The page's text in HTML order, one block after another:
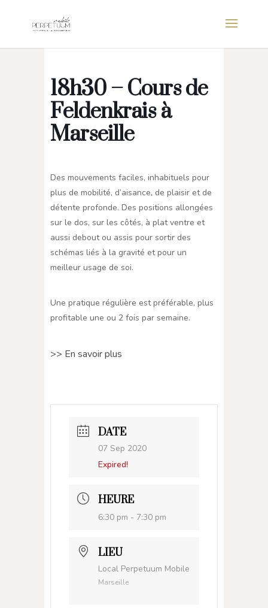
18h30 – Cours de
Feldenkrais à
Marseille
Des mouvements faciles, inhabituels pour
plus de mobilité, d’aisance, de plaisir et de
détente profonde. Des positions allongées
sur le dos, sur les côtés, à plat ventre et
aussi debout ou assis pour sortir des
schémas liés à la gravité et pour un
meilleur usage de soi.
Une pratique régulière est préférable, plus
profitable une ou 2 fois par semaine.
>> En savoir plus
DATE
07 Sep 2020
Expired!
HEURE
6:30 pm - 7:30 pm
LIEU
Local Perpetuum Mobile
Marseille